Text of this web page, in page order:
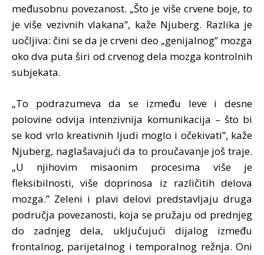
međusobnu povezanost. „Što je više crvene boje, to
je više vezivnih vlakana”, kaže Njuberg. Razlika je
uočljiva: čini se da je crveni deo „genijalnog” mozga
oko dva puta širi od crvenog dela mozga kontrolnih
subjekata.
„To podrazumeva da se između leve i desne
polovine odvija intenzivnija komunikacija – što bi
se kod vrlo kreativnih ljudi moglo i očekivati”, kaže
Njuberg, naglašavajući da to proučavanje još traje.
„U njihovim misaonim procesima više je
fleksibilnosti, više doprinosa iz različitih delova
mozga.” Zeleni i plavi delovi predstavljaju druga
područja povezanosti, koja se pružaju od prednjeg
do zadnjeg dela, uključujući dijalog između
frontalnog, parijetalnog i temporalnog režnja. Oni